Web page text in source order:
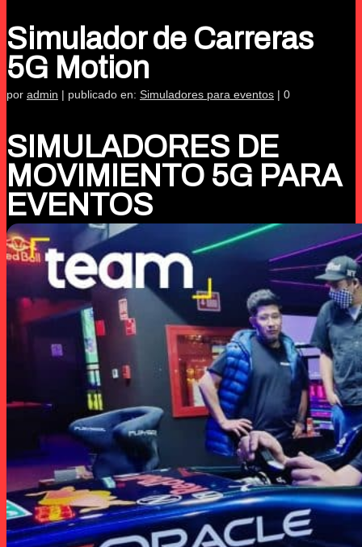
Simulador de Carreras
5G Motion
por admin | publicado en: Simuladores para eventos | 0
SIMULADORES DE
MOVIMIENTO 5G PARA
EVENTOS